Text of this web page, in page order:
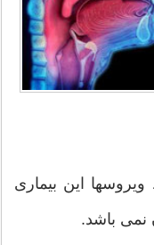
این بیماری
نمی باشد.